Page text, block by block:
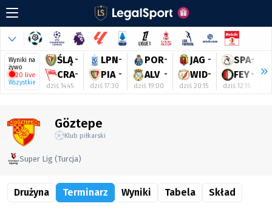
Wyniki na
żywo
20 live
Wszystkie
ŚLĄ -
CRA-
dziś 14:45
LPN-
PIA -
dziś 17:30
POR-
ALV -
dziś 19:00
JAG -
WID-
dziś 20:15
SPA-
FEY-
dziś 12:15
Göztepe
Klub piłkarski
Super Lig (Turcja)
Drużyna Terminarz Wyniki Tabela Skład